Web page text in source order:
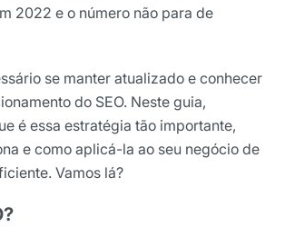
2022 e o número não para de
se manter atualizado e conhecer
do SEO. Neste guia,
é essa estratégia tão importante,
e como aplicá-la ao seu negócio de
Vamos lá?